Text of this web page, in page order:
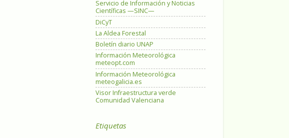
Servicio de Información y Noticias
Científicas —SINC—
DiCyT
La Aldea Forestal
Boletín diario UNAP
Información Meteorológica
meteopt.com
Información Meteorológica
meteogalicia.es
Visor Infraestructura verde
Comunidad Valenciana
Etiquetas